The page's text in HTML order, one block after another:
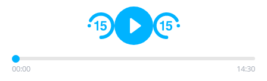
00:00 14:30